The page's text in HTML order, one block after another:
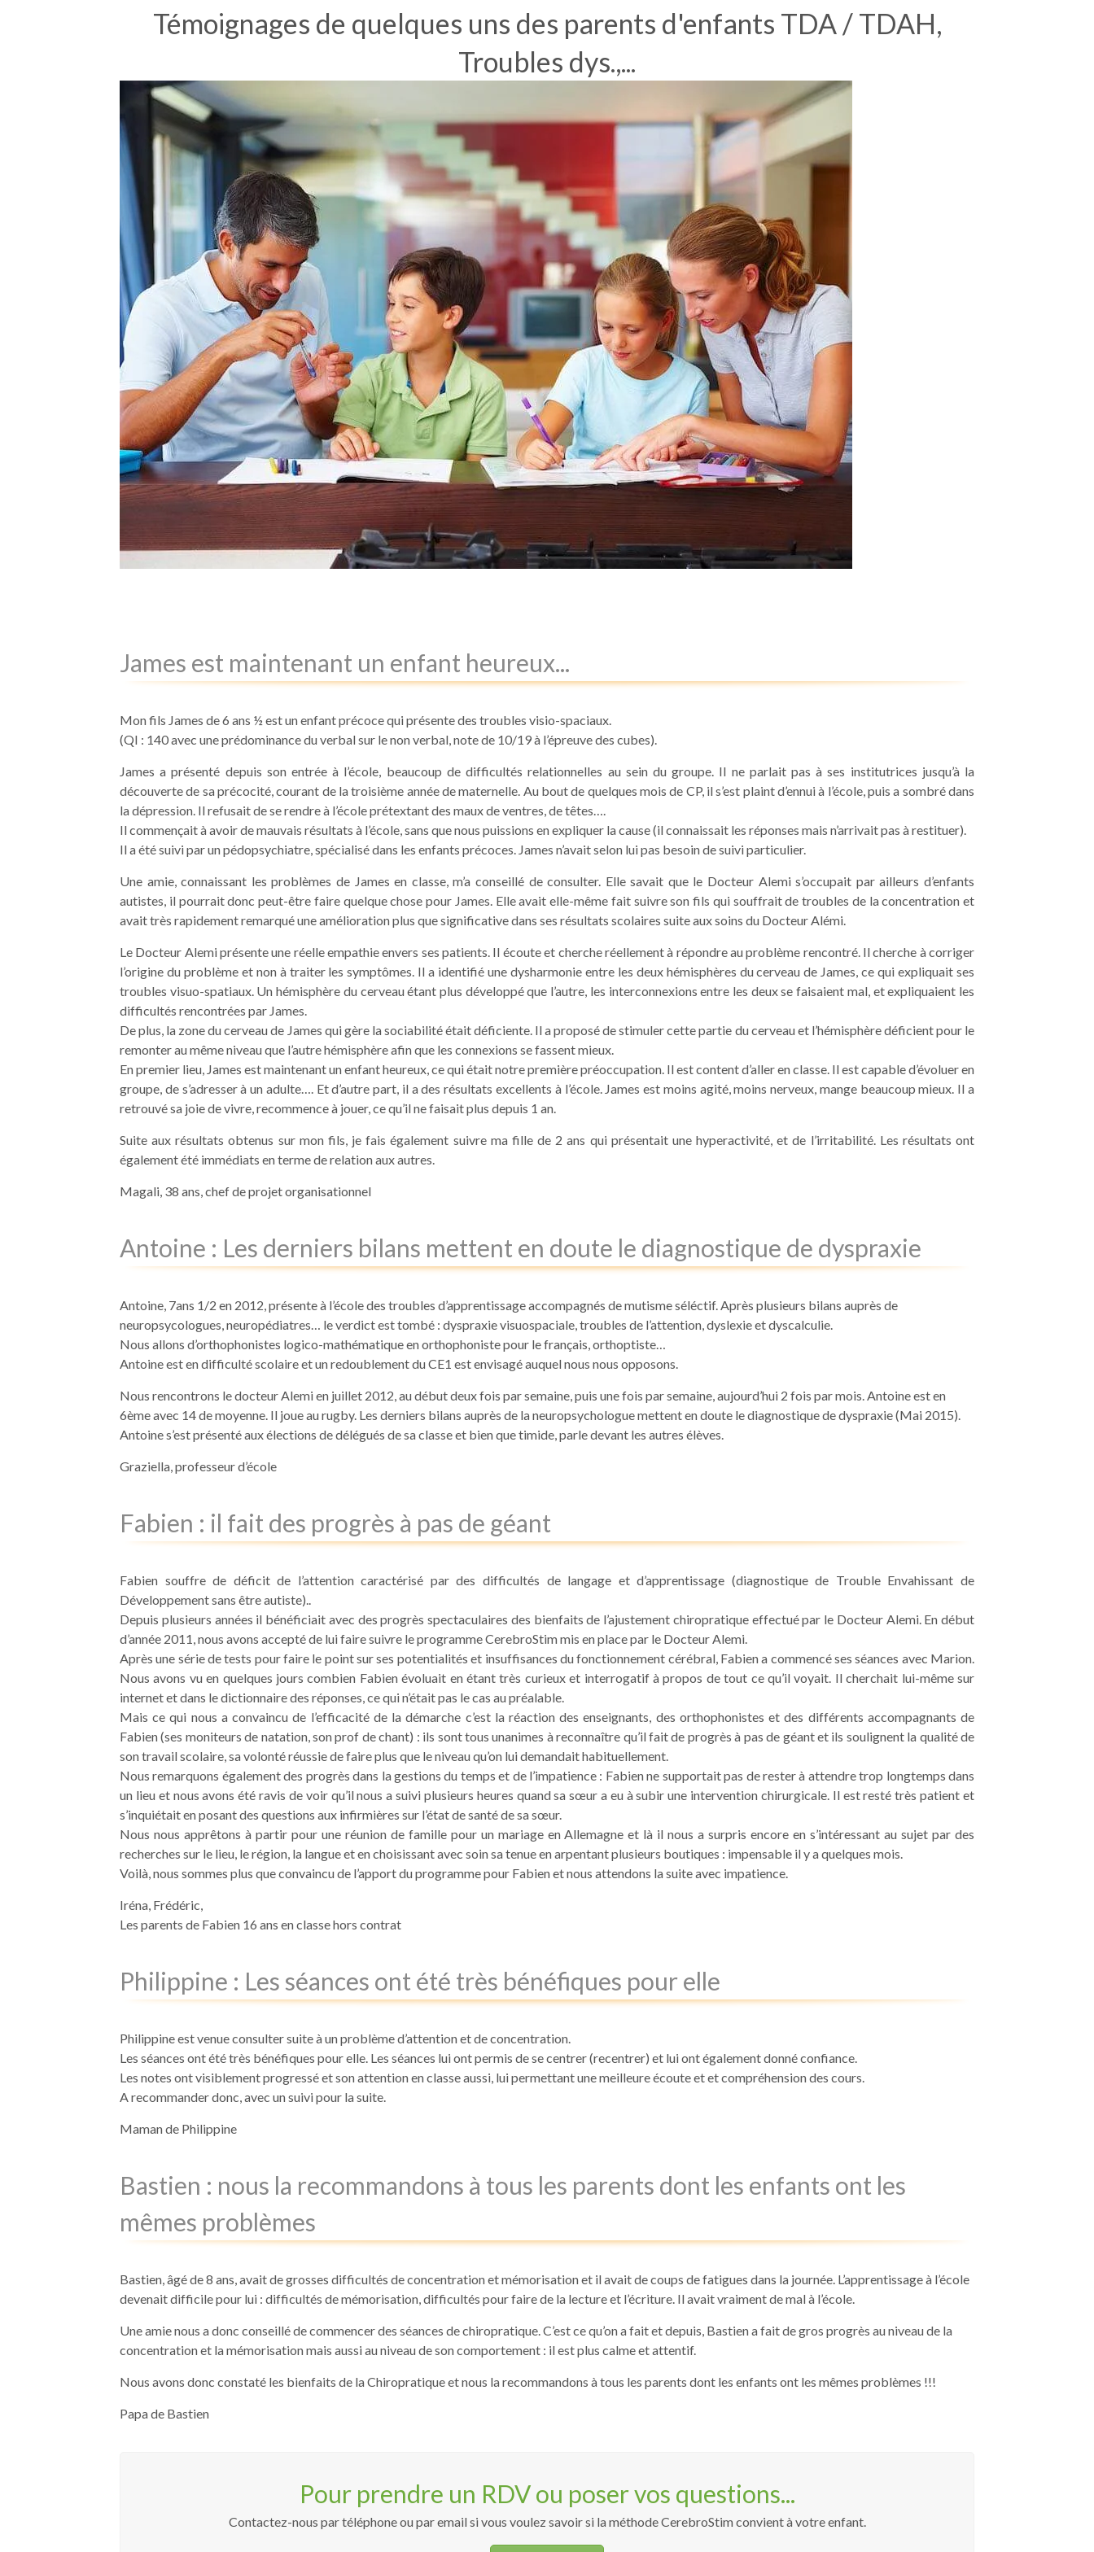
Témoignages de quelques uns des parents d'enfants TDA / TDAH,
Troubles dys.,...
James est maintenant un enfant heureux...
Mon fils James de 6 ans ½ est un enfant précoce qui présente des troubles visio-spaciaux.
(QI : 140 avec une prédominance du verbal sur le non verbal, note de 10/19 à l’épreuve des cubes).
James a présenté depuis son entrée à l’école, beaucoup de difficultés relationnelles au sein du groupe. Il ne parlait pas à ses institutrices jusqu’à la
découverte de sa précocité, courant de la troisième année de maternelle. Au bout de quelques mois de CP, il s’est plaint d’ennui à l’école, puis a sombré dans
la dépression. Il refusait de se rendre à l’école prétextant des maux de ventres, de têtes….
Il commençait à avoir de mauvais résultats à l’école, sans que nous puissions en expliquer la cause (il connaissait les réponses mais n’arrivait pas à restituer).
Il a été suivi par un pédopsychiatre, spécialisé dans les enfants précoces. James n’avait selon lui pas besoin de suivi particulier.
Une amie, connaissant les problèmes de James en classe, m’a conseillé de consulter. Elle savait que le Docteur Alemi s’occupait par ailleurs d’enfants
autistes, il pourrait donc peut-être faire quelque chose pour James. Elle avait elle-même fait suivre son fils qui souffrait de troubles de la concentration et
avait très rapidement remarqué une amélioration plus que significative dans ses résultats scolaires suite aux soins du Docteur Alémi.
Le Docteur Alemi présente une réelle empathie envers ses patients. Il écoute et cherche réellement à répondre au problème rencontré. Il cherche à corriger
l’origine du problème et non à traiter les symptômes. Il a identifié une dysharmonie entre les deux hémisphères du cerveau de James, ce qui expliquait ses
troubles visuo-spatiaux. Un hémisphère du cerveau étant plus développé que l’autre, les interconnexions entre les deux se faisaient mal, et expliquaient les
difficultés rencontrées par James.
De plus, la zone du cerveau de James qui gère la sociabilité était déficiente. Il a proposé de stimuler cette partie du cerveau et l’hémisphère déficient pour le
remonter au même niveau que l’autre hémisphère afin que les connexions se fassent mieux.
En premier lieu, James est maintenant un enfant heureux, ce qui était notre première préoccupation. Il est content d’aller en classe. Il est capable d’évoluer en
groupe, de s’adresser à un adulte…. Et d’autre part, il a des résultats excellents à l’école. James est moins agité, moins nerveux, mange beaucoup mieux. Il a
retrouvé sa joie de vivre, recommence à jouer, ce qu’il ne faisait plus depuis 1 an.
Suite aux résultats obtenus sur mon fils, je fais également suivre ma fille de 2 ans qui présentait une hyperactivité, et de l’irritabilité. Les résultats ont
également été immédiats en terme de relation aux autres.
Magali, 38 ans, chef de projet organisationnel
Antoine : Les derniers bilans mettent en doute le diagnostique de dyspraxie
Antoine, 7ans 1/2 en 2012, présente à l’école des troubles d’apprentissage accompagnés de mutisme séléctif. Après plusieurs bilans auprès de
neuropsycologues, neuropédiatres… le verdict est tombé : dyspraxie visuospaciale, troubles de l’attention, dyslexie et dyscalculie.
Nous allons d’orthophonistes logico-mathématique en orthophoniste pour le français, orthoptiste…
Antoine est en difficulté scolaire et un redoublement du CE1 est envisagé auquel nous nous opposons.
Nous rencontrons le docteur Alemi en juillet 2012, au début deux fois par semaine, puis une fois par semaine, aujourd’hui 2 fois par mois. Antoine est en
6ème avec 14 de moyenne. Il joue au rugby. Les derniers bilans auprès de la neuropsychologue mettent en doute le diagnostique de dyspraxie (Mai 2015).
Antoine s’est présenté aux élections de délégués de sa classe et bien que timide, parle devant les autres élèves.
Graziella, professeur d’école
Fabien : il fait des progrès à pas de géant
Fabien souffre de déficit de l’attention caractérisé par des difficultés de langage et d’apprentissage (diagnostique de Trouble Envahissant de
Développement sans être autiste)..
Depuis plusieurs années il bénéficiait avec des progrès spectaculaires des bienfaits de l’ajustement chiropratique effectué par le Docteur Alemi. En début
d’année 2011, nous avons accepté de lui faire suivre le programme CerebroStim mis en place par le Docteur Alemi.
Après une série de tests pour faire le point sur ses potentialités et insuffisances du fonctionnement cérébral, Fabien a commencé ses séances avec Marion.
Nous avons vu en quelques jours combien Fabien évoluait en étant très curieux et interrogatif à propos de tout ce qu’il voyait. Il cherchait lui-même sur
internet et dans le dictionnaire des réponses, ce qui n’était pas le cas au préalable.
Mais ce qui nous a convaincu de l’efficacité de la démarche c’est la réaction des enseignants, des orthophonistes et des différents accompagnants de
Fabien (ses moniteurs de natation, son prof de chant) : ils sont tous unanimes à reconnaître qu’il fait de progrès à pas de géant et ils soulignent la qualité de
son travail scolaire, sa volonté réussie de faire plus que le niveau qu’on lui demandait habituellement.
Nous remarquons également des progrès dans la gestions du temps et de l’impatience : Fabien ne supportait pas de rester à attendre trop longtemps dans
un lieu et nous avons été ravis de voir qu’il nous a suivi plusieurs heures quand sa sœur a eu à subir une intervention chirurgicale. Il est resté très patient et
s’inquiétait en posant des questions aux infirmières sur l’état de santé de sa sœur.
Nous nous apprêtons à partir pour une réunion de famille pour un mariage en Allemagne et là il nous a surpris encore en s’intéressant au sujet par des
recherches sur le lieu, le région, la langue et en choisissant avec soin sa tenue en arpentant plusieurs boutiques : impensable il y a quelques mois.
Voilà, nous sommes plus que convaincu de l’apport du programme pour Fabien et nous attendons la suite avec impatience.
Iréna, Frédéric,
Les parents de Fabien 16 ans en classe hors contrat
Philippine : Les séances ont été très bénéfiques pour elle
Philippine est venue consulter suite à un problème d’attention et de concentration.
Les séances ont été très bénéfiques pour elle. Les séances lui ont permis de se centrer (recentrer) et lui ont également donné confiance.
Les notes ont visiblement progressé et son attention en classe aussi, lui permettant une meilleure écoute et et compréhension des cours.
A recommander donc, avec un suivi pour la suite.
Maman de Philippine
Bastien : nous la recommandons à tous les parents dont les enfants ont les
mêmes problèmes
Bastien, âgé de 8 ans, avait de grosses difficultés de concentration et mémorisation et il avait de coups de fatigues dans la journée. L’apprentissage à l’école
devenait difficile pour lui : difficultés de mémorisation, difficultés pour faire de la lecture et l’écriture. Il avait vraiment de mal à l’école.
Une amie nous a donc conseillé de commencer des séances de chiropratique. C’est ce qu’on a fait et depuis, Bastien a fait de gros progrès au niveau de la
concentration et la mémorisation mais aussi au niveau de son comportement : il est plus calme et attentif.
Nous avons donc constaté les bienfaits de la Chiropratique et nous la recommandons à tous les parents dont les enfants ont les mêmes problèmes !!!
Papa de Bastien
Pour prendre un RDV ou poser vos questions...
Contactez-nous par téléphone ou par email si vous voulez savoir si la méthode CerebroStim convient à votre enfant.